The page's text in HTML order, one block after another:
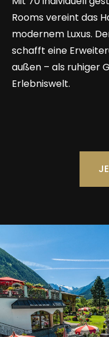
Rooms vereint das
modernem Luxus.
schafft eine
außen – als ruhiger
Erlebniswelt.